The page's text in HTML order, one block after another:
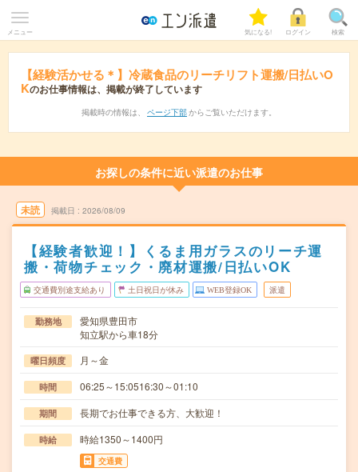
メニュー 気になる! ログイン 検索
【経験活かせる＊】冷蔵食品のリーチリフト運搬/日払いO
Kのお仕事情報は、掲載が終了しています
掲載時の情報は、 ページ下部 からご覧いただけます。
お探しの条件に近い派遣のお仕事
未読 掲載日 2026/08/09
【経験者歓迎！】くるま用ガラスのリーチ運
搬・荷物チェック・廃材運搬/日払いOK
交通費別途支給あり 土日祝日が休み WEB登録OK 派遣
勤務地
愛知県豊田市
知立駅から車18分
曜日頻度 月～金
時間 06:25～15:0516:30～01:10
期間 長期でお仕事できる方、大歓迎！
時給 時給1350～1400円
交通費